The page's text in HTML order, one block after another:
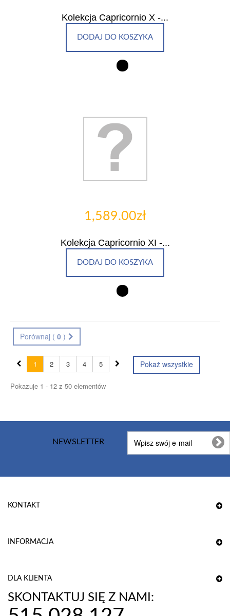
Kolekcja Capricornio X -...
DODAJ DO KOSZYKA
1,589.00zł
Kolekcja Capricornio XI -...
DODAJ DO KOSZYKA
Porównaj ( 0 )
Pokaż wszystkie
1 2 3 4 5
Pokazuje 1 - 12 z 50 elementów
NEWSLETTER
KONTAKT
INFORMACJA
DLA KLIENTA
SKONTAKTUJ SIĘ Z NAMI: